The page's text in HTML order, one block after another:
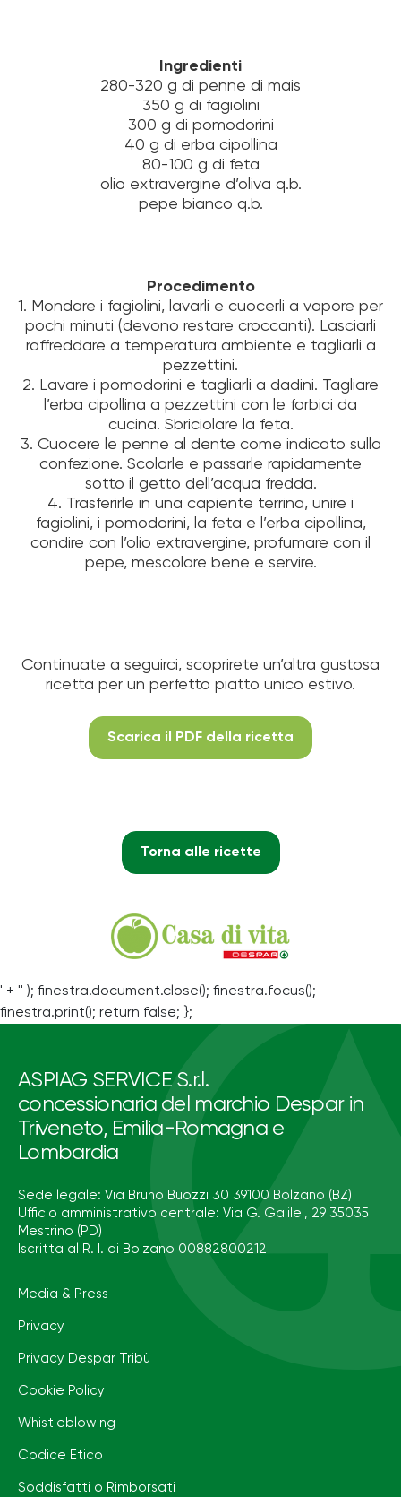
Ingredienti
280-320 g di penne di mais
350 g di fagiolini
300 g di pomodorini
40 g di erba cipollina
80-100 g di feta
olio extravergine d’oliva q.b.
pepe bianco q.b.
Procedimento
1. Mondare i fagiolini, lavarli e cuocerli a vapore per
pochi minuti (devono restare croccanti). Lasciarli
raffreddare a temperatura ambiente e tagliarli a
pezzettini.
2. Lavare i pomodorini e tagliarli a dadini. Tagliare
l’erba cipollina a pezzettini con le forbici da
cucina. Sbriciolare la feta.
3. Cuocere le penne al dente come indicato sulla
confezione. Scolarle e passarle rapidamente
sotto il getto dell’acqua fredda.
4. Trasferirle in una capiente terrina, unire i
fagiolini, i pomodorini, la feta e l’erba cipollina,
condire con l’olio extravergine, profumare con il
pepe, mescolare bene e servire.
Continuate a seguirci, scoprirete un’altra gustosa
ricetta per un perfetto piatto unico estivo.
Scarica il PDF della ricetta
Torna alle ricette
' + '' ); finestra.document.close(); finestra.focus();
finestra.print(); return false; };
ASPIAG SERVICE S.r.l.
concessionaria del marchio Despar in
Triveneto, Emilia-Romagna e
Lombardia
Sede legale: Via Bruno Buozzi 30 39100 Bolzano (BZ)
Ufficio amministrativo centrale: Via G. Galilei, 29 35035
Mestrino (PD)
Iscritta al R. I. di Bolzano 00882800212
Media & Press
Privacy
Privacy Despar Tribù
Cookie Policy
Whistleblowing
Codice Etico
Soddisfatti o Rimborsati